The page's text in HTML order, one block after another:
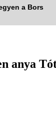
a Bors
anya